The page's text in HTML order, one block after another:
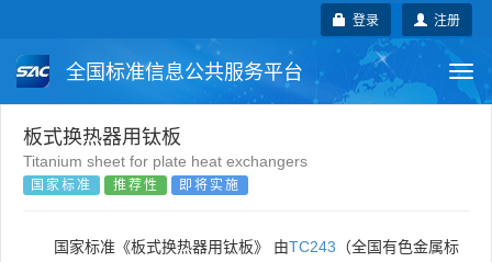
注册
登录
全国标准信息公共服务平台
国家标准
团体标准 企业标准
国外标准 技术委员会
板式换热器用钛板
Titanium sheet for plate heat exchangers
国家标准 推荐性 即将实施
国家标准《板式换热器用钛板》 由TC243 （全国有色金属标